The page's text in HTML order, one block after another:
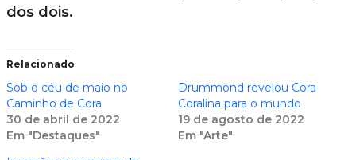
dos dois.
Relacionado
Sob o céu de maio no
Caminho de Cora
30 de abril de 2022
Em "Destaques"
Drummond revelou Cora
Coralina para o mundo
19 de agosto de 2022
Em "Arte"